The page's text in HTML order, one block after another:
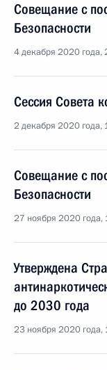
Совещание с
Безопасности
4 декабря 2020 года,
Сессия Совета
2 декабря 2020 года,
Совещание с
Безопасности
27 ноября 2020 года,
Утверждена
до 2030 года
23 ноября 2020 года,